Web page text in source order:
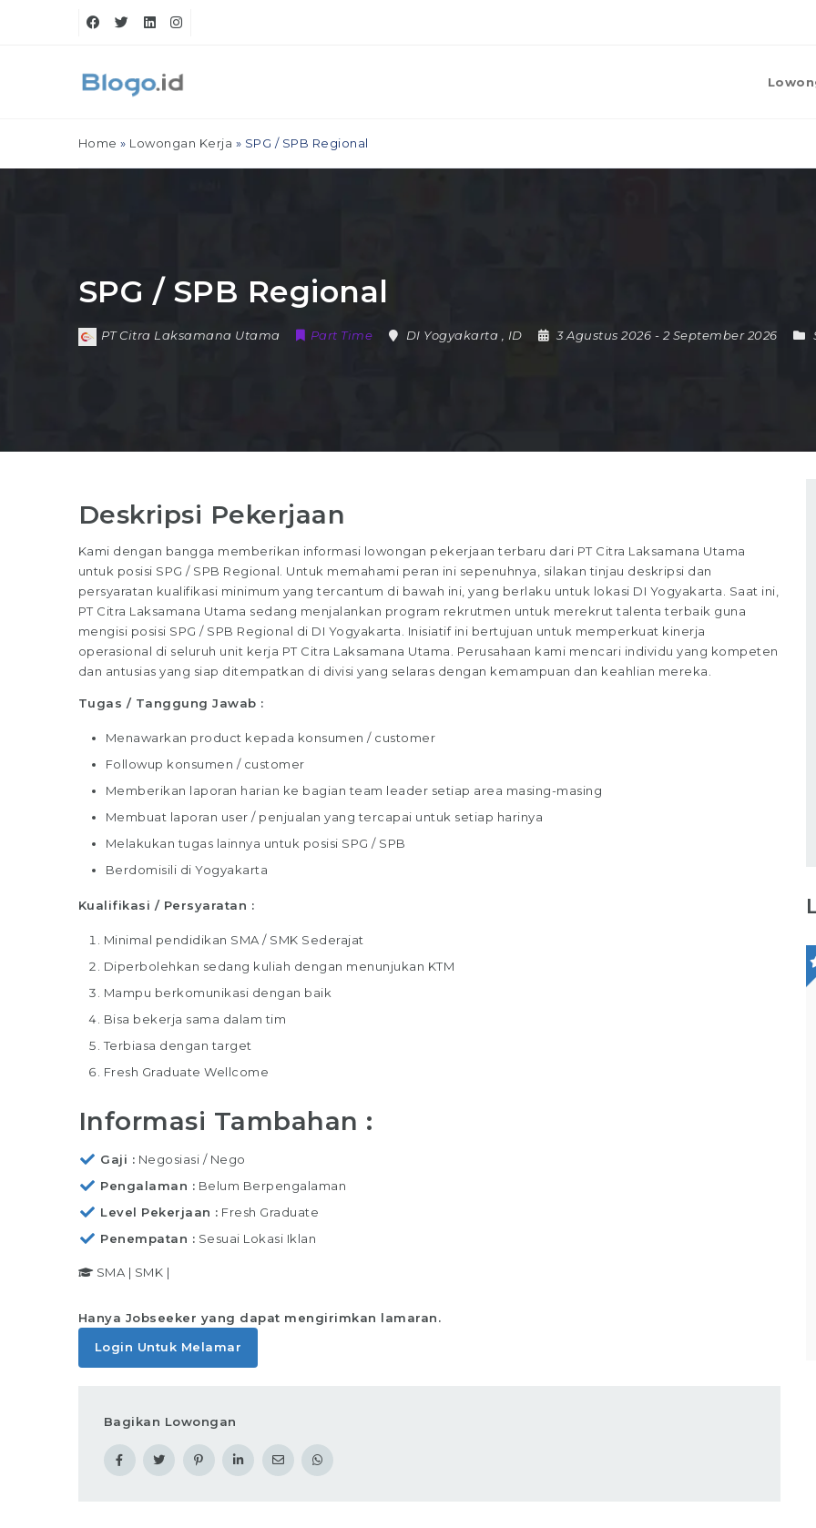
Home » Lowongan Kerja » SPG / SPB Regional
SPG / SPB Regional
PT Citra Laksamana Utama Part Time DI Yogyakarta ID 3 Agustus 2026 - 2 September 2026
Deskripsi Pekerjaan
Kami dengan bangga memberikan informasi lowongan pekerjaan terbaru dari PT Citra Laksamana Utama
untuk posisi SPG / SPB Regional. Untuk memahami peran ini sepenuhnya, silakan tinjau deskripsi dan
persyaratan kualifikasi minimum yang tercantum di bawah ini, yang berlaku untuk lokasi DI Yogyakarta. Saat ini,
PT Citra Laksamana Utama sedang menjalankan program rekrutmen untuk merekrut talenta terbaik guna
mengisi posisi SPG / SPB Regional di DI Yogyakarta. Inisiatif ini bertujuan untuk memperkuat kinerja
operasional di seluruh unit kerja PT Citra Laksamana Utama. Perusahaan kami mencari individu yang kompeten
dan antusias yang siap ditempatkan di divisi yang selaras dengan kemampuan dan keahlian mereka.
Tugas / Tanggung Jawab :
Menawarkan product kepada konsumen / customer
Followup konsumen / customer
Memberikan laporan harian ke bagian team leader setiap area masing-masing
Membuat laporan user / penjualan yang tercapai untuk setiap harinya
Melakukan tugas lainnya untuk posisi SPG / SPB
Berdomisili di Yogyakarta
Kualifikasi / Persyaratan :
Minimal pendidikan SMA / SMK Sederajat
Diperbolehkan sedang kuliah dengan menunjukan KTM
Mampu berkomunikasi dengan baik
Bisa bekerja sama dalam tim
Terbiasa dengan target
Fresh Graduate Wellcome
Informasi Tambahan :
Gaji
Negosiasi / Nego
Pengalaman
Belum Berpengalaman
Level Pekerjaan
Fresh Graduate
Penempatan
Sesuai Lokasi Iklan
SMA | SMK |
Hanya Jobseeker yang dapat mengirimkan lamaran.
Login Untuk Melamar
Bagikan Lowongan
Staff Packaging
PT Gina Tama Laksana
Full Time
Makassar
Tugas / Tanggung Jawab : Melakukan
operator gudang Melakukan Pekerjaan
Bagian Packer /Packing Melakukan packing
sesuai standar yang telah ditentukan,
Lihat detail